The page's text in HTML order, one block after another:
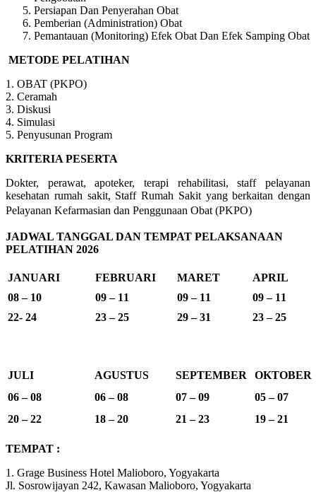
Persiapan Dan Penyerahan Obat
Pemberian (Administration) Obat
Pemantauan (Monitoring) Efek Obat Dan Efek Samping Obat
METODE PELATIHAN
1. OBAT (PKPO)
2. Ceramah
3. Diskusi
4. Simulasi
5. Penyusunan Program
KRITERIA PESERTA
Dokter, perawat, apoteker, terapi rehabilitasi, staff pelayanan
kesehatan rumah sakit, Staff Rumah Sakit yang berkaitan dengan
Pelayanan Kefarmasian dan Penggunaan Obat (PKPO)
JADWAL TANGGAL DAN TEMPAT PELAKSANAAN
PELATIHAN 2026
JANUARI FEBRUARI MARET
APRIL
08 – 10
09 – 11 09 – 11
09 – 11
22- 24
23 – 25 29 – 31 23 – 25
JULI AGUSTUS SEPTEMBER
OKTOBER
06 – 08
06 – 08 07 – 09
05 – 07
20 – 22
18 – 20 21 – 23 19 – 21
TEMPAT :
1. Grage Business Hotel Malioboro, Yogyakarta
Jl. Sosrowijayan 242, Kawasan Malioboro, Yogyakarta